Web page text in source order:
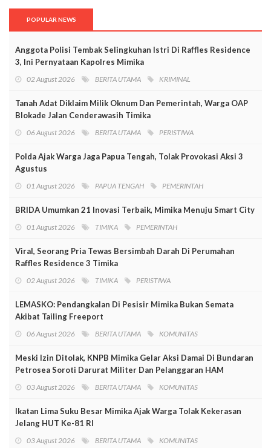
POPULAR NEWS
Anggota Polisi Tembak Selingkuhan Istri Di Raffles Residence
3, Ini Pernyataan Kapolres Mimika
02 August 2026 BERITA UTAMA KRIMINAL
Tanah Adat Diklaim Milik Oknum Dan Pemerintah, Warga OAP
Blokade Jalan Cenderawasih Timika
06 August 2026 BERITA UTAMA PERISTIWA
Polda Ajak Warga Jaga Papua Tengah, Tolak Provokasi Aksi 3
Agustus
01 August 2026 PAPUA TENGAH PEMERINTAH
BRIDA Umumkan 21 Inovasi Terbaik, Mimika Menuju Smart City
01 August 2026 TIMIKA PEMERINTAH
Viral, Seorang Pria Tewas Bersimbah Darah Di Perumahan
Raffles Residence 3 Timika
02 August 2026 TIMIKA PERISTIWA
LEMASKO: Pendangkalan Di Pesisir Mimika Bukan Semata
Akibat Tailing Freeport
06 August 2026 BERITA UTAMA KOMUNITAS
Meski Izin Ditolak, KNPB Mimika Gelar Aksi Damai Di Bundaran
Petrosea Soroti Darurat Militer Dan Pelanggaran HAM
03 August 2026 BERITA UTAMA KOMUNITAS
Ikatan Lima Suku Besar Mimika Ajak Warga Tolak Kekerasan
Jelang HUT Ke-81 RI
03 August 2026 BERITA UTAMA KOMUNITAS